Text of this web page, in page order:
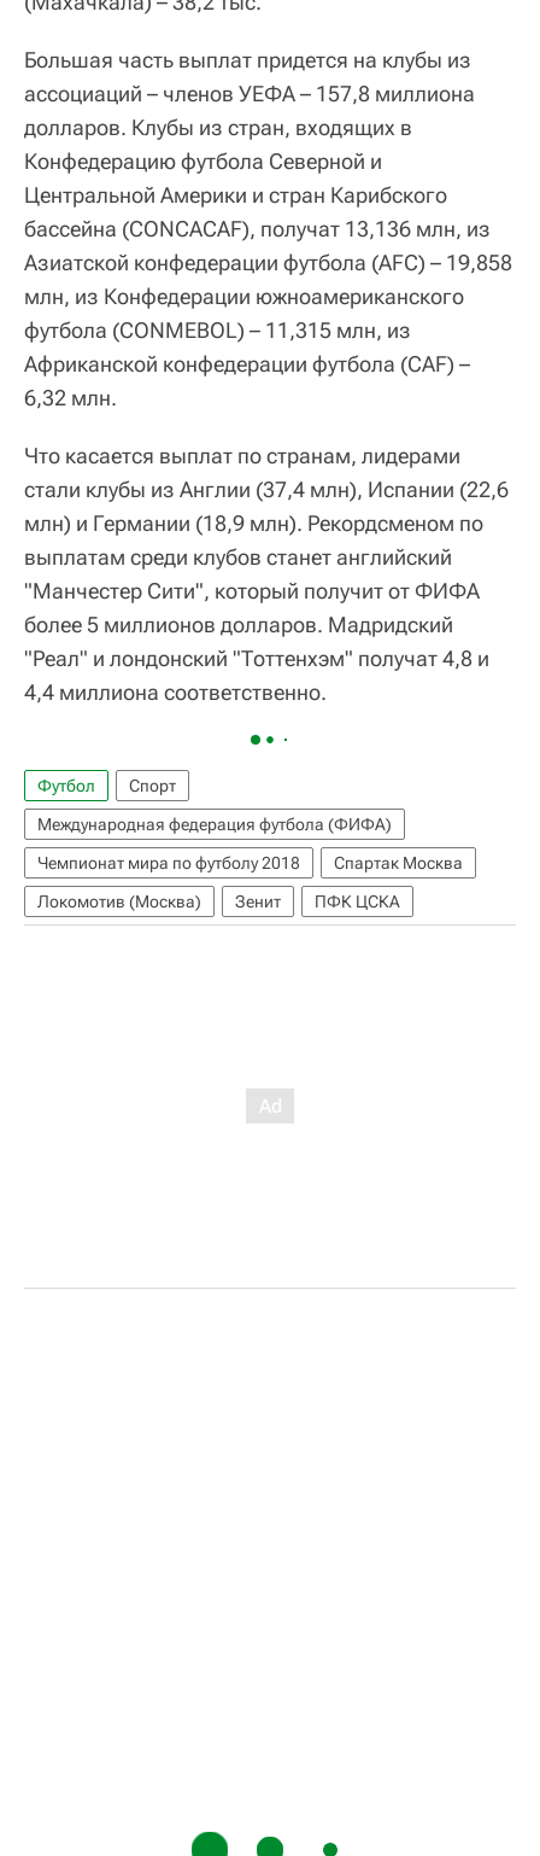
Большая часть выплат придется на клубы из
ассоциаций – членов УЕФА – 157,8 миллиона
долларов. Клубы из стран, входящих в
Конфедерацию футбола Северной и
Центральной Америки и стран Карибского
бассейна (CONCACAF), получат 13,136 млн, из
Азиатской конфедерации футбола (AFC) – 19,858
млн, из Конфедерации южноамериканского
футбола (CONMEBOL) – 11,315 млн, из
Африканской конфедерации футбола (CAF) –
6,32 млн.
Что касается выплат по странам, лидерами
стали клубы из Англии (37,4 млн), Испании (22,6
млн) и Германии (18,9 млн). Рекордсменом по
выплатам среди клубов станет английский
"Манчестер Сити", который получит от ФИФА
более 5 миллионов долларов. Мадридский
"Реал" и лондонский "Тоттенхэм" получат 4,8 и
4,4 миллиона соответственно.
Футбол
Спорт
Международная федерация футбола (ФИФА)
Чемпионат мира по футболу 2018
Спартак Москва
Локомотив (Москва)
Зенит ПФК ЦСКА